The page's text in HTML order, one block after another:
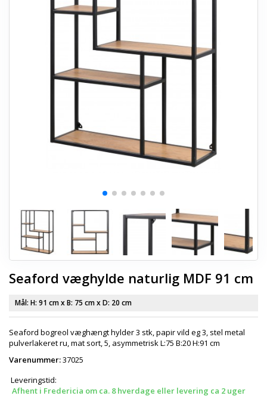
HAVEMØBLER
Seaford væghylde naturlig MDF 91 cm
Mål: H: 91 cmx B: 75 cmx D: 20 cm
Seaford bogreol væghængt hylder 3 stk, papir vild eg 3, stel metal
pulverlakeret ru, mat sort, 5, asymmetrisk L:75 B:20 H:91 cm
Varenummer:37025
Leveringstid:
Afhent i Fredericia om ca. 8 hverdage eller levering ca 2 uger